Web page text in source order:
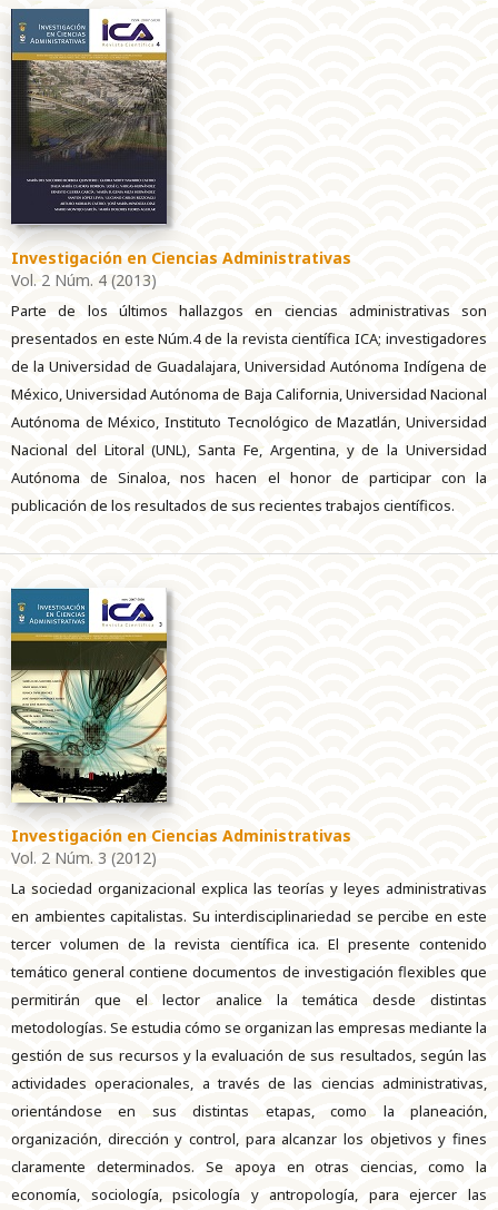
Investigación en Ciencias Administrativas
Vol. 2 Núm. 4 (2013)
Parte de los últimos hallazgos en ciencias administrativas son
presentados en este Núm.4 de la revista científica ICA; investigadores
de la Universidad de Guadalajara, Universidad Autónoma Indígena de
México, Universidad Autónoma de Baja California, Universidad Nacional
Autónoma de México, Instituto Tecnológico de Mazatlán, Universidad
Nacional del Litoral (UNL), Santa Fe, Argentina, y de la Universidad
Autónoma de Sinaloa, nos hacen el honor de participar con la
publicación de los resultados de sus recientes trabajos científicos.
Investigación en Ciencias Administrativas
Vol. 2 Núm. 3 (2012)
La sociedad organizacional explica las teorías y leyes administrativas
en ambientes capitalistas. Su interdisciplinariedad se percibe en este
tercer volumen de la revista científica ica. El presente contenido
temático general contiene documentos de investigación flexibles que
permitirán que el lector analice la temática desde distintas
metodologías. Se estudia cómo se organizan las empresas mediante la
gestión de sus recursos y la evaluación de sus resultados, según las
actividades operacionales, a través de las ciencias administrativas,
orientándose en sus distintas etapas, como la planeación,
organización, dirección y control, para alcanzar los objetivos y fines
claramente determinados. Se apoya en otras ciencias, como la
economía, sociología, psicología y antropología, para ejercer las